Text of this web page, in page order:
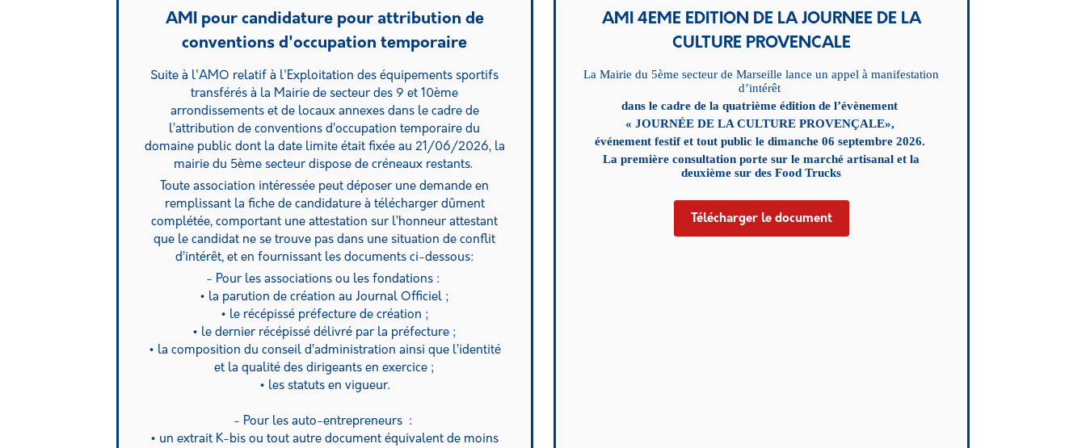
AMI pour candidature pour attribution de
conventions d'occupation temporaire
Suite à l'AMO relatif à l'Exploitation des équipements sportifs
transférés à la Mairie de secteur des 9 et 10ème
arrondissements et de locaux annexes dans le cadre de
l’attribution de conventions d’occupation temporaire du
domaine public dont la date limite était fixée au 21/06/2026, la
mairie du 5ème secteur dispose de créneaux restants.
Toute association intéressée peut déposer une demande en
remplissant la fiche de candidature à télécharger dûment
complétée, comportant une attestation sur l’honneur attestant
que le candidat ne se trouve pas dans une situation de conflit
d’intérêt, et en fournissant les documents ci-dessous:
- Pour les associations ou les fondations :
• la parution de création au Journal Officiel ;
• le récépissé préfecture de création ;
• le dernier récépissé délivré par la préfecture ;
• la composition du conseil d’administration ainsi que l’identité
et la qualité des dirigeants en exercice ;
• les statuts en vigueur.
- Pour les auto-entrepreneurs :
• un extrait K-bis ou tout autre document équivalent de moins
AMI 4EME EDITION DE LA JOURNEE DE LA
CULTURE PROVENCALE
La Mairie du 5ème secteur de Marseille lance un appel à manifestation
d’intérêt
dans le cadre de la quatrième édition de l’évènement
« JOURNÉE DE LA CULTURE PROVENÇALE»,
événement festif et tout public le dimanche 06 septembre 2026.
La première consultation porte sur le marché artisanal et la
deuxième sur des Food Trucks
Télécharger le document